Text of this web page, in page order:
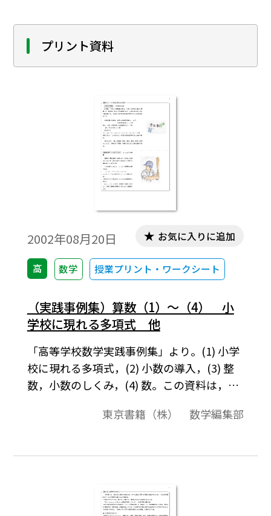
プリント資料
2002年08月20日
高 数学 授業プリント・ワークシート
お気に入りに追加
（実践事例集）算数（1）～（4） 小
学校に現れる多項式 他
「高等学校数学実践事例集」より。(1) 小学
校に現れる多項式，(2) 小数の導入，(3) 整
数，小数のしくみ，(4) 数。この資料は，高
いろいろな角度から解説をしたものです。そ
コメント，中学校の復習，発展的内容，教
ものです。各内容は１ページにまとまってい
東京書籍（株） 数学編集部